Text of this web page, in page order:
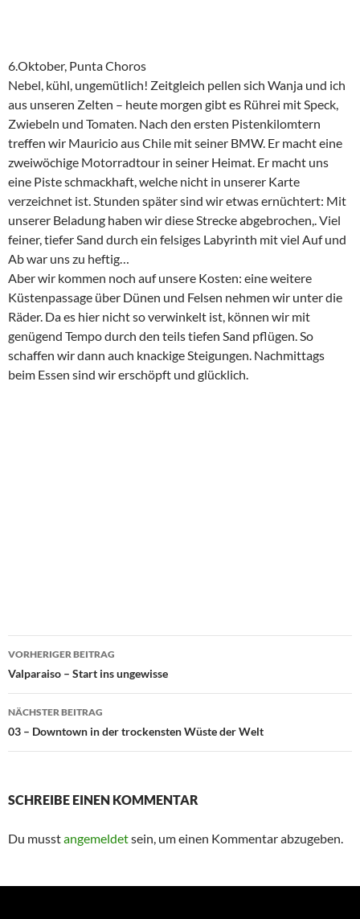
6.Oktober, Punta Choros
Nebel, kühl, ungemütlich! Zeitgleich pellen sich Wanja und ich
aus unseren Zelten – heute morgen gibt es Rührei mit Speck,
Zwiebeln und Tomaten. Nach den ersten Pistenkilomtern
treffen wir Mauricio aus Chile mit seiner BMW. Er macht eine
zweiwöchige Motorradtour in seiner Heimat. Er macht uns
eine Piste schmackhaft, welche nicht in unserer Karte
verzeichnet ist. Stunden später sind wir etwas ernüchtert: Mit
unserer Beladung haben wir diese Strecke abgebrochen,. Viel
feiner, tiefer Sand durch ein felsiges Labyrinth mit viel Auf und
Ab war uns zu heftig…
Aber wir kommen noch auf unsere Kosten: eine weitere
Küstenpassage über Dünen und Felsen nehmen wir unter die
Räder. Da es hier nicht so verwinkelt ist, können wir mit
genügend Tempo durch den teils tiefen Sand pflügen. So
schaffen wir dann auch knackige Steigungen. Nachmittags
beim Essen sind wir erschöpft und glücklich.
Beitragsnavigation
VORHERIGER BEITRAG
Valparaiso – Start ins ungewisse
NÄCHSTER BEITRAG
03 – Downtown in der trockensten Wüste der Welt
SCHREIBE EINEN KOMMENTAR
Du musstangemeldetsein, um einen Kommentar abzugeben.